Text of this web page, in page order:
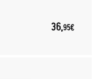
36,95€